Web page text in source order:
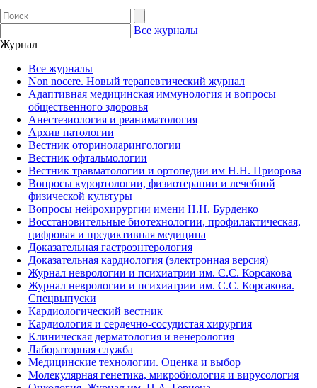
Все журналы
Журнал
Все журналы
Non nocere. Новый терапевтический журнал
Адаптивная медицинская иммунология и вопросы
общественного здоровья
Анестезиология и реаниматология
Архив патологии
Вестник оториноларингологии
Вестник офтальмологии
Вестник травматологии и ортопедии им Н.Н. Приорова
Вопросы курортологии, физиотерапии и лечебной
физической культуры
Вопросы нейрохирургии имени Н.Н. Бурденко
Восстановительные биотехнологии, профилактическая,
цифровая и предиктивная медицина
Доказательная гастроэнтерология
Доказательная кардиология (электронная версия)
Журнал неврологии и психиатрии им. С.С. Корсакова
Журнал неврологии и психиатрии им. С.С. Корсакова.
Спецвыпуски
Кардиологический вестник
Кардиология и сердечно-сосудистая хирургия
Клиническая дерматология и венерология
Лабораторная служба
Медицинские технологии. Оценка и выбор
Молекулярная генетика, микробиология и вирусология